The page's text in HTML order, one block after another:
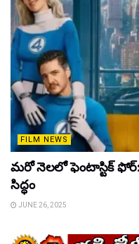
FILM NEWS
మరో నెలలో ఫెంటాస్టిక్ ఫోర్:
సిద్ధం
JUNE 26, 2025